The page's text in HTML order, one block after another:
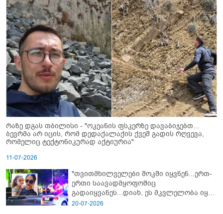
რაზე დგას თბილისი - "ოკეანის ფსკერზე დავაბიჯებთ...
ბევრმა არ იცის, რომ დედაქალაქის ქვეშ გადის რღვევა,
რომელიც ტექტონიკურად აქტიურია"
11-07-2026
"თვითმხილველები შოკში იყვნენ...ერთ-
ერთი საავადმყოფოშიც
გადაიყვანეს...დიახ, ეს მკვლელობა იყო"
- გორში დატრიალებული ტრაგედიის
20-07-2026